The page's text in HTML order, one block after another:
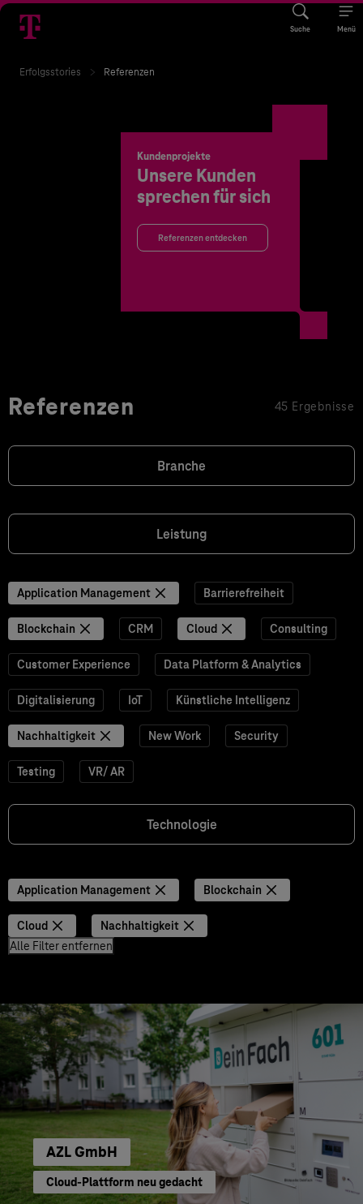
Suche Menü
Erfolgsstories Referenzen
Kundenprojekte
Unsere Kunden
sprechen für sich
Referenzen entdecken
Referenzen 45 Ergebnisse
Branche
Leistung
Application Management Barrierefreiheit
Blockchain CRM Cloud Consulting
Customer Experience Data Platform & Analytics
Digitalisierung IoT Künstliche Intelligenz
Nachhaltigkeit New Work Security
Testing VR/ AR
Technologie
Application Management Blockchain
Cloud
Nachhaltigkeit
Alle Filter entfernen
AZL GmbH
Cloud-Plattform neu gedacht